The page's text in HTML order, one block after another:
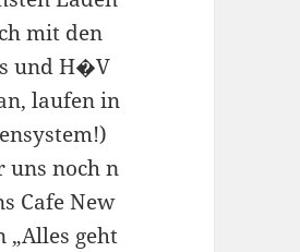
mit den
und H�V
laufen in
uns noch n
Cafe New
„Alles geht